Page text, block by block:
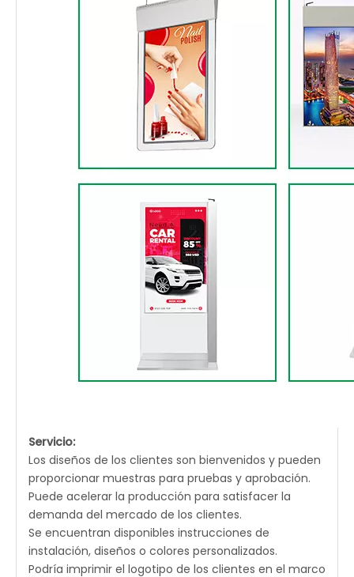
Servicio:
Los diseños de los clientes son bienvenidos y pueden
proporcionar muestras para pruebas y aprobación.
Puede acelerar la producción para satisfacer la
demanda del mercado de los clientes.
Se encuentran disponibles instrucciones de
instalación, diseños o colores personalizados.
Podría imprimir el logotipo de los clientes en el marco